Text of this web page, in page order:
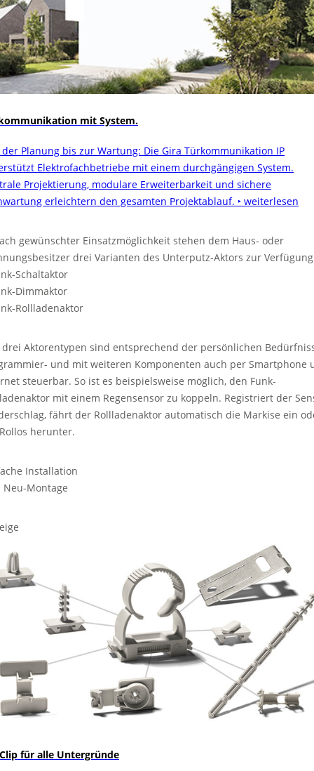
mit System.
der Planung bis zur Wartung: Die Gira Türkommunikation IP
Elektrofachbetriebe mit einem durchgängigen System.
Projektierung, modulare Erweiterbarkeit und sichere
erleichtern den gesamten Projektablauf. ‣ weiterlesen
gewünschter Einsatzmöglichkeit stehen dem Haus- oder
drei Varianten des Unterputz-Aktors zur
Schaltaktor
Dimmaktor
Rollladenaktor
drei Aktorentypen sind entsprechend der persönlichen
und mit weiteren Komponenten auch per Smartphone
steuerbar. So ist es beispielsweise möglich, den Funk-
mit einem Regensensor zu koppeln. Registriert der
fährt der Rollladenaktor automatisch die Markise ein
herunter.
Installation
Neu-Montage
für alle Untergründe